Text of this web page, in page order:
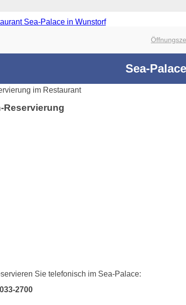
Sea-
Reservierung
Sie telefonisch im Sea-Palace:
2700